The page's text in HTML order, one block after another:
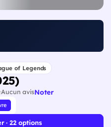
of Legends
Aucun avisNoter
· 22 options